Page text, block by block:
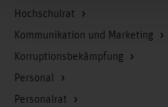
Hochschulrat
Kommunikation und Marketing
Korruptionsbekämpfung
Personal
Personalrat